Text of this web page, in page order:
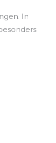
In